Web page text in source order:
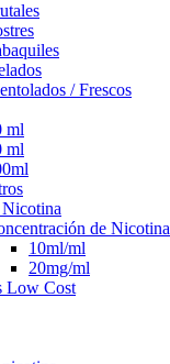
/ Frescos
ml
ml
Nicotina
de Nicotina
10ml/ml
20mg/ml
Low Cost